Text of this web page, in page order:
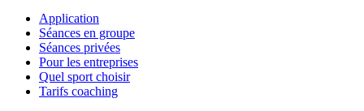
Application
Séances en groupe
Séances privées
Pour les entreprises
Quel sport choisir
Tarifs coaching